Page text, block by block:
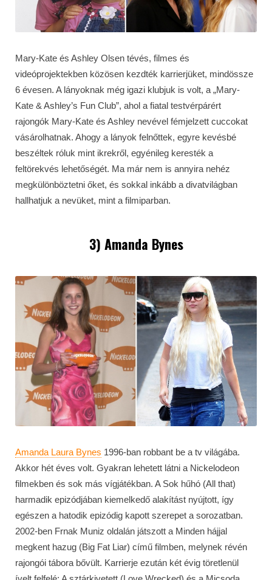
Mary-Kate és Ashley Olsen tévés, filmes és
videóprojektekben közösen kezdték karrierjüket, mindössze
6 évesen. A lányoknak még igazi klubjuk is volt, a „Mary-
Kate & Ashley’s Fun Club”, ahol a fiatal testvérpárért
rajongók Mary-Kate és Ashley nevével fémjelzett cuccokat
vásárolhatnak. Ahogy a lányok felnőttek, egyre kevésbé
beszéltek róluk mint ikrekről, egyénileg keresték a
feltörekvés lehetőségét. Ma már nem is annyira nehéz
megkülönböztetni őket, és sokkal inkább a divatvilágban
hallhatjuk a nevüket, mint a filmiparban.
3) Amanda Bynes
Amanda Laura Bynes 1996-ban robbant be a tv világába.
Akkor hét éves volt. Gyakran lehetett látni a Nickelodeon
filmekben és sok más vígjátékban. A Sok hűhó (All that)
harmadik epizódjában kiemelkedő alakítást nyújtott, így
egészen a hatodik epizódig kapott szerepet a sorozatban.
2002-ben Frnak Muniz oldalán játszott a Minden hájjal
megkent hazug (Big Fat Liar) című filmben, melynek révén
rajongói tábora bővült. Karrierje ezután két évig töretlenül